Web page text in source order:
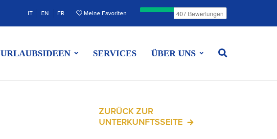
IT EN FR Meine Favoriten
URLAUBSIDEEN SERVICES ÜBER UNS
ZURÜCK ZUR
UNTERKUNFTSSEITE